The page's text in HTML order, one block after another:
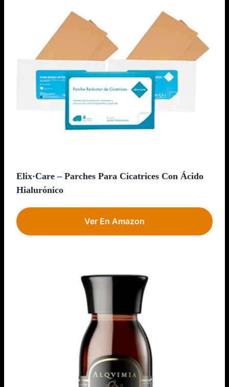
Elix·Care – Parches Para Cicatrices Con Ácido
Hialurónico
Ver En Amazon